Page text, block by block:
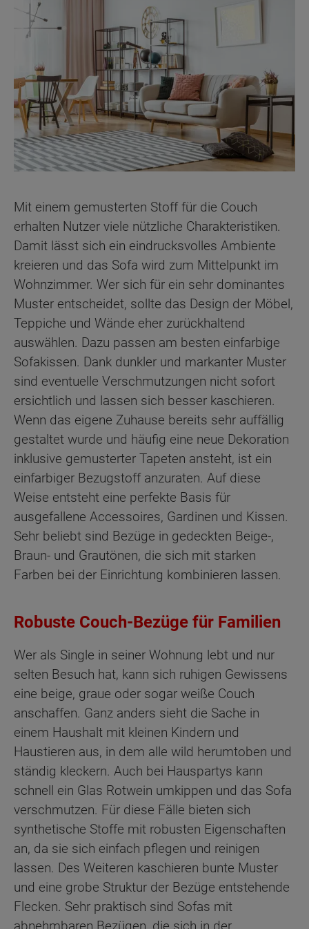
Mit einem gemusterten Stoff für die Couch
erhalten Nutzer viele nützliche Charakteristiken.
Damit lässt sich ein eindrucksvolles Ambiente
kreieren und das Sofa wird zum Mittelpunkt im
Wohnzimmer. Wer sich für ein sehr dominantes
Muster entscheidet, sollte das Design der Möbel,
Teppiche und Wände eher zurückhaltend
auswählen. Dazu passen am besten einfarbige
Sofakissen. Dank dunkler und markanter Muster
sind eventuelle Verschmutzungen nicht sofort
ersichtlich und lassen sich besser kaschieren.
Wenn das eigene Zuhause bereits sehr auffällig
gestaltet wurde und häufig eine neue Dekoration
inklusive gemusterter Tapeten ansteht, ist ein
einfarbiger Bezugstoff anzuraten. Auf diese
Weise entsteht eine perfekte Basis für
ausgefallene Accessoires, Gardinen und Kissen.
Sehr beliebt sind Bezüge in gedeckten Beige-,
Braun- und Grautönen, die sich mit starken
Farben bei der Einrichtung kombinieren lassen.
Robuste Couch-Bezüge für Familien
Wer als Single in seiner Wohnung lebt und nur
selten Besuch hat, kann sich ruhigen Gewissens
eine beige, graue oder sogar weiße Couch
anschaffen. Ganz anders sieht die Sache in
einem Haushalt mit kleinen Kindern und
Haustieren aus, in dem alle wild herumtoben und
ständig kleckern. Auch bei Hauspartys kann
schnell ein Glas Rotwein umkippen und das Sofa
verschmutzen. Für diese Fälle bieten sich
synthetische Stoffe mit robusten Eigenschaften
an, da sie sich einfach pflegen und reinigen
lassen. Des Weiteren kaschieren bunte Muster
und eine grobe Struktur der Bezüge entstehende
Flecken. Sehr praktisch sind Sofas mit
abnehmbaren Bezügen, die sich in der